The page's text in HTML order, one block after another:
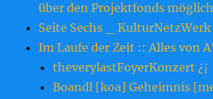
über den Projektfonds
Seite Sechs _
Im Laufe der Zeit :: Alles von
theverylastFoyerKonzert ¿¡
Boandl [koa] Geheimnis